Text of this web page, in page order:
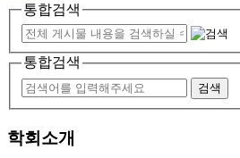
통합검색
통합검색
학회소개